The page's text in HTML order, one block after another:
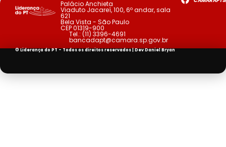
Palácio Anchieta
Viaduto Jacareí, 100, 6º andar, sala
621
Bela Vista - São Paulo
CEP 01319-900
Tel.: (11) 3396-4691
bancadapt@camara.sp.gov.br
© Liderança do PT - Todos os direitos reservados | DevDaniel Bryan